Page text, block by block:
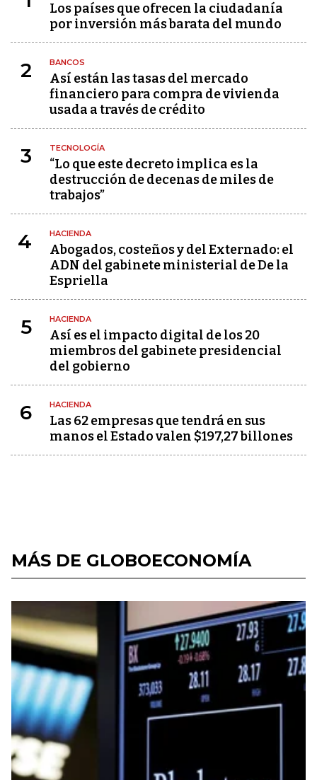
Los países que ofrecen la ciudadanía
por inversión más barata del mundo
2 BANCOS
Así están las tasas del mercado
financiero para compra de vivienda
usada a través de crédito
3 TECNOLOGÍA
“Lo que este decreto implica es la
destrucción de decenas de miles de
trabajos”
4 HACIENDA
Abogados, costeños y del Externado: el
ADN del gabinete ministerial de De la
Espriella
5 HACIENDA
Así es el impacto digital de los 20
miembros del gabinete presidencial
del gobierno
6 HACIENDA
Las 62 empresas que tendrá en sus
manos el Estado valen $197,27 billones
MÁS DE GLOBOECONOMÍA